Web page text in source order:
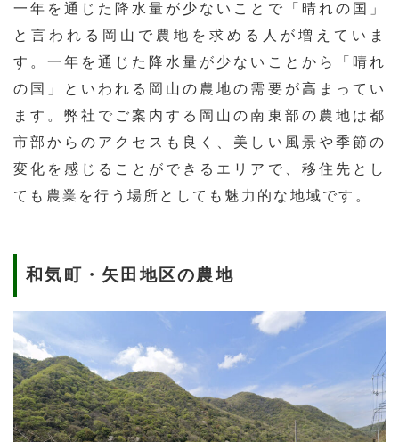
一年を通じた降水量が少ないことで「晴れの国」
と言われる岡山で農地を求める人が増えていま
す。一年を通じた降水量が少ないことから「晴れ
の国」といわれる岡山の農地の需要が高まってい
ます。弊社でご案内する岡山の南東部の農地は都
市部からのアクセスも良く、美しい風景や季節の
変化を感じることができるエリアで、移住先とし
ても農業を行う場所としても魅力的な地域です。
和気町・矢田地区の農地